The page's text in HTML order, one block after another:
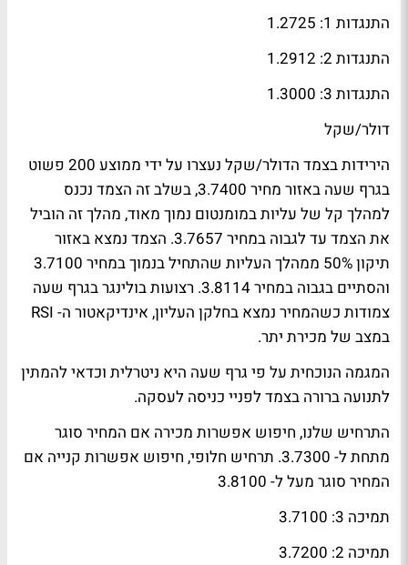
התנגדות 1: 1.2725
התנגדות 2: 1.2912
התנגדות 3: 1.3000
דולר/שקל
הירידות בצמד הדולר/שקל נעצרו על ידי ממוצע 200 פשוט
בגרף שעה באזור מחיר 3.7400, בשלב זה הצמד נכנס
למהלך קל של עליות במומנטום נמוך מאוד, מהלך זה הוביל
את הצמד עד לגבוה במחיר 3.7657. הצמד נמצא באזור
תיקון 50% ממהלך העליות שהתחיל בנמוך במחיר 3.7100
והסתיים בגבוה במחיר 3.8114. רצועות בולינגר בגרף שעה
צמודות כשהמחיר נמצא בחלקן העליון, אינדיקאטור ה- RSI
במצב של מכירת יתר.
המגמה הנוכחית על פי גרף שעה היא ניטרלית וכדאי להמתין
לתנועה ברורה בצמד לפניי כניסה לעסקה.
התרחיש שלנו, חיפוש אפשרות מכירה אם המחיר סוגר
מתחת ל- 3.7300. תרחיש חלופי, חיפוש אפשרות קנייה אם
המחיר סוגר מעל ל- 3.8100
תמיכה 3: 3.7100
תמיכה 2: 3.7200